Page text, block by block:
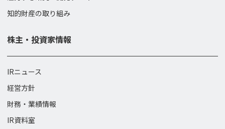
知的財産の取り組み
株主・投資家情報
IRニュース
経営方針
財務・業績情報
IR資料室